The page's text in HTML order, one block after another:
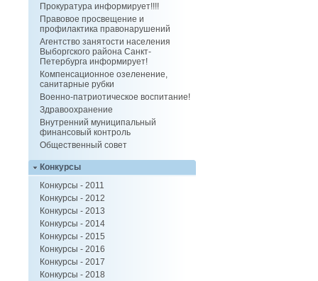
Прокуратура информирует!!!!
Правовое просвещение и
профилактика правонарушений
Агентство занятости населения
Выборгского района Санкт-
Петербурга информирует!
Компенсационное озеленение,
санитарные рубки
Военно-патриотическое воспитание!
Здравоохранение
Внутренний муниципальный
финансовый контроль
Общественный совет
Конкурсы
Конкурсы - 2011
Конкурсы - 2012
Конкурсы - 2013
Конкурсы - 2014
Конкурсы - 2015
Конкурсы - 2016
Конкурсы - 2017
Конкурсы - 2018